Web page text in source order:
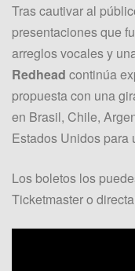
Tras cautivar al
presentaciones que
arreglos vocales y
Redhead continúa
propuesta con una
en Brasil, Chile,
Estados Unidos para
Los boletos los
Ticketmaster o